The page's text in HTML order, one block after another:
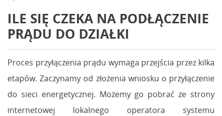
ILE SIĘ CZEKA NA PODŁĄCZENIE
PRĄDU DO DZIAŁKI
Proces przyłączenia prądu wymaga przejścia przez kilka
etapów. Zaczynamy od złożenia wniosku o przyłączenie
do sieci energetycznej. Możemy go pobrać ze strony
internetowej lokalnego operatora systemu